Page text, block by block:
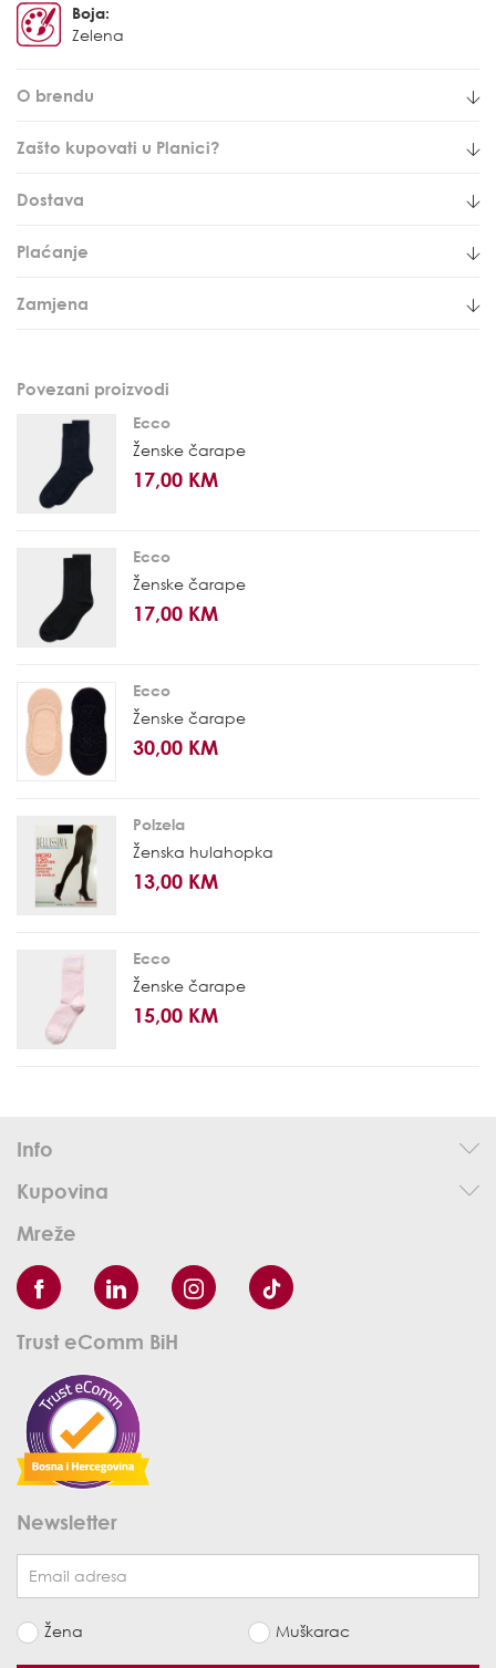
Boja:
Zelena
O brendu
Zašto kupovati u Planici?
Dostava
Plaćanje
Zamjena
Povezani proizvodi
Ecco
Ženske čarape
17,00 KM
Ecco
Ženske čarape
17,00 KM
Ecco
Ženske čarape
30,00 KM
Polzela
Ženska hulahopka
13,00 KM
Ecco
Ženske čarape
15,00 KM
Info
Kupovina
Mreže
Trust eComm BiH
Newsletter
Žena Muškarac